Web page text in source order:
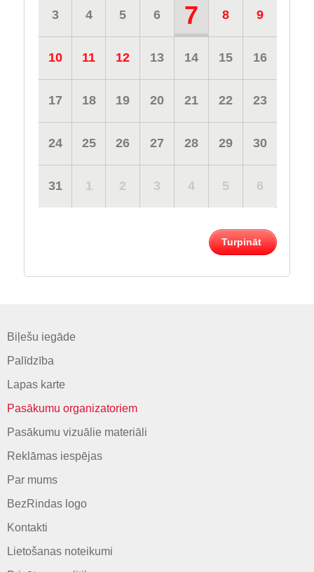
3 4 5 6 7 8 9
10 11 12 13 14 15 16
17 18 19 20 21 22 23
24 25 26 27 28 29 30
31 1 2 3 4 5 6
Turpināt
Biļešu iegāde
Palīdzība
Lapas karte
Pasākumu organizatoriem
Pasākumu vizuālie materiāli
Reklāmas iespējas
Par mums
BezRindas logo
Kontakti
Lietošanas noteikumi